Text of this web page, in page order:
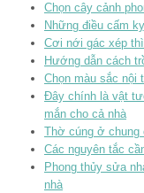
Chọn cây cảnh
Những điều cấm
Cơi nới gác xép
Hướng dẫn cách
Chọn màu sắc nội
Đây chính là vật
mắn cho cả nhà
Thờ cúng ở chung
Các nguyên tắc
Phong thủy sửa
nhà